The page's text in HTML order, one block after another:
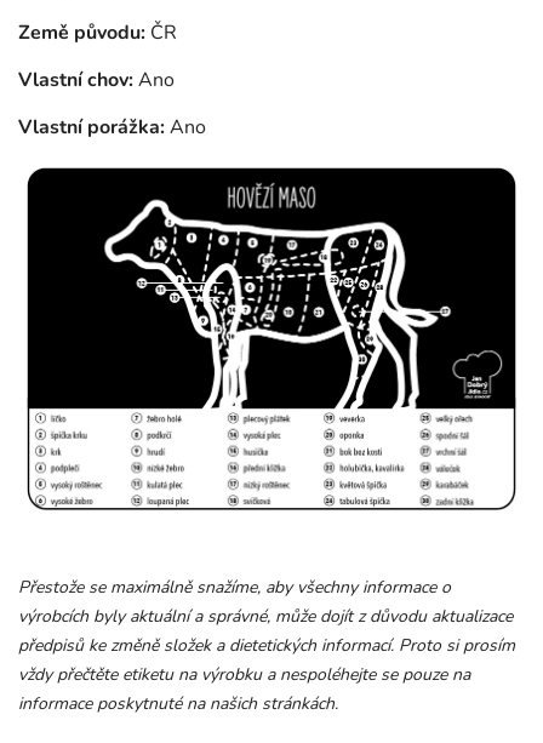
Země původu: ČR
Vlastní chov:Ano
Vlastní porážka:Ano
Přestože se maximálně snažíme, aby všechny informace o
výrobcích byly aktuální a správné, může dojít z důvodu aktualizace
předpisů ke změně složek a dietetických informací. Proto si prosím
vždy přečtěte etiketu na výrobku a nespoléhejte se pouze na
informace poskytnuté na našich stránkách.